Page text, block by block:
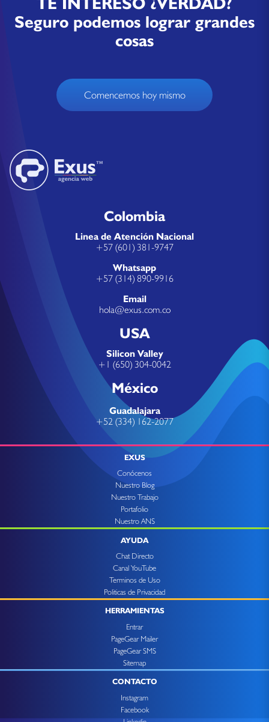
Seguro podemos lograr grandes
cosas
Comencemos hoy mismo
Colombia
Linea de Atención Nacional
+57 (601) 381-9747
Whatsapp
+57 (314) 890-9916
Email
hola@exus.com.co
USA
Silicon Valley
+1 (650) 304-0042
México
Guadalajara
+52 (334) 162-2077
EXUS
Conócenos
Nuestro Blog
Nuestro Trabajo
Portafolio
Nuestro ANS
AYUDA
Chat Directo
Canal YouTube
Terminos de Uso
Politicas de Privacidad
HERRAMIENTAS
Entrar
PageGear Mailer
PageGear SMS
Sitemap
CONTACTO
Instagram
Facebook